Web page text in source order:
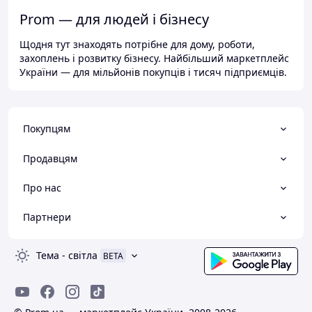
Prom — для людей і бізнесу
Щодня тут знаходять потрібне для дому, роботи,
захоплень і розвитку бізнесу. Найбільший маркетплейс
України — для мільйонів покупців і тисяч підприємців.
Покупцям
Продавцям
Про нас
Партнери
Тема - світла BETA